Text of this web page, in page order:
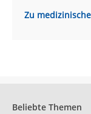
Zu
Beliebte Themen